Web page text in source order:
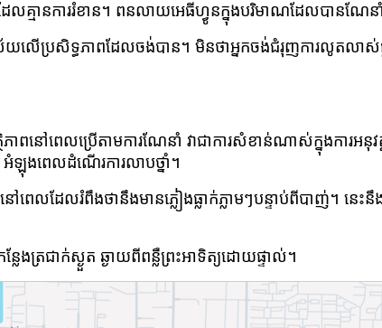
គ្មានការរំខាន។ ពនលាយអេធីហ្វូនក្នុងបរិមាណដែលបានណែ
រសិទ្ធភាព​ដែល​ចង់​បាន។ មិន​ថា​អ្នក​ចង់​ជំរុញ​ការ​លូតលាស់​ផ្កា
ពនៅពេលប្រើតាមការណែនាំ វាជាការសំខាន់ណាស់ក្នុងការអនុ
អំឡុងពេលដំណើរការលាបថ្នាំ។
េលដែលរំពឹងថានឹងមានភ្លៀងធ្លាក់ភ្លាមៗបន្ទាប់ពីបាញ់។ នេ
ែងត្រជាក់ស្ងួត ឆ្ងាយពីពន្លឺព្រះអាទិត្យដោយផ្ទាល់។